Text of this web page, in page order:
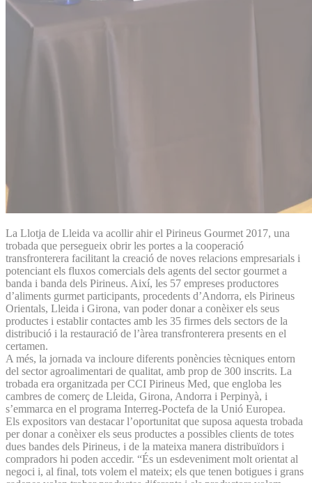
La Llotja de Lleida va acollir ahir el Pirineus Gourmet 2017, una
trobada que persegueix obrir les portes a la cooperació
transfronterera facilitant la creació de noves relacions empresarials i
potenciant els fluxos comercials dels agents del sector gourmet a
banda i banda dels Pirineus. Així, les 57 empreses productores
d’aliments gurmet participants, procedents d’Andorra, els Pirineus
Orientals, Lleida i Girona, van poder donar a conèixer els seus
productes i establir contactes amb les 35 firmes dels sectors de la
distribució i la restauració de l’àrea transfronterera presents en el
certamen.
A més, la jornada va incloure diferents ponències tècniques entorn
del sector agroalimentari de qualitat, amb prop de 300 inscrits. La
trobada era organitzada per CCI Pirineus Med, que engloba les
cambres de comerç de Lleida, Girona, Andorra i Perpinyà, i
s’emmarca en el programa Interreg-Poctefa de la Unió Europea.
Els expositors van destacar l’oportunitat que suposa aquesta trobada
per donar a conèixer els seus productes a possibles clients de totes
dues bandes dels Pirineus, i de la mateixa manera distribuïdors i
compradors hi poden accedir. “És un esdeveniment molt orientat al
negoci i, al final, tots volem el mateix; els que tenen botigues i grans